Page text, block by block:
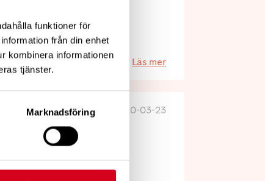
funktioner för
från din enhet
kombinera informationen
tjänster.
Marknadsföring
Läs mer
2020-03-23